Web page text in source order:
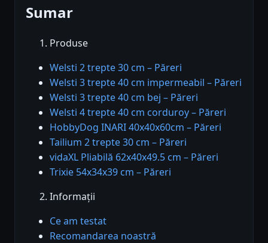
Sumar
Produse
Welsti 2 trepte 30 cm – Păreri
Welsti 3 trepte 40 cm impermeabil – Păreri
Welsti 3 trepte 40 cm bej – Păreri
Welsti 4 trepte 40 cm corduroy – Păreri
HobbyDog INARI 40x40x60cm – Păreri
Tailium 2 trepte 30 cm – Păreri
vidaXL Pliabilă 62x40x49.5 cm – Păreri
Trixie 54x34x39 cm – Păreri
Informații
Ce am testat
Recomandarea noastră